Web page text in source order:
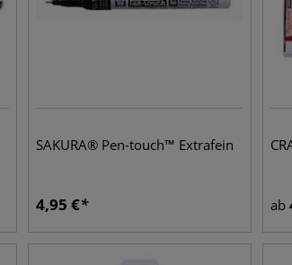
SAKURA® Pen-touch™ Extrafein
4,95 € ab